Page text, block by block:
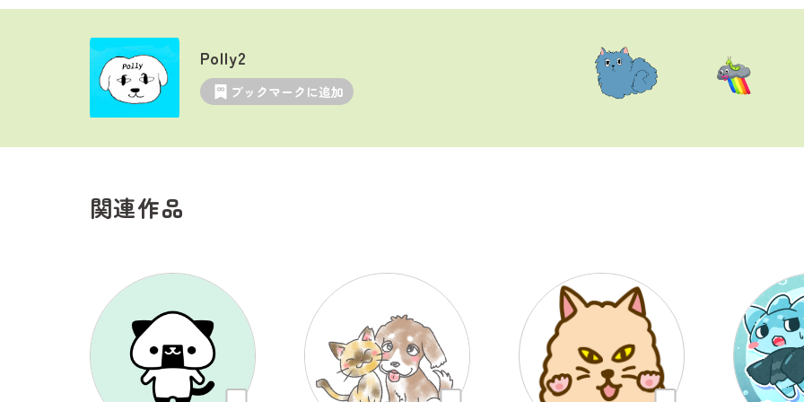
Polly2
ブックマークに追加
関連作品